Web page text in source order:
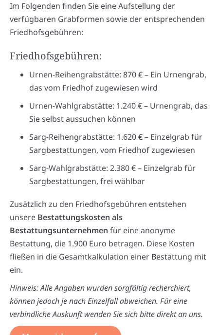
Im Folgenden finden Sie eine Aufstellung der
verfügbaren Grabformen sowie der entsprechenden
Friedhofsgebühren:
Friedhofsgebühren:
Urnen-Reihengrabstätte: 870 € – Ein Urnengrab,
das vom Friedhof zugewiesen wird
Urnen-Wahlgrabstätte: 1.240 € – Urnengrab, das
Sie selbst aussuchen können
Sarg-Reihengrabstätte: 1.620 € – Einzelgrab für
Sargbestattungen, vom Friedhof zugewiesen
Sarg-Wahlgrabstätte: 2.380 € – Einzelgrab für
Sargbestattungen, frei wählbar
Zusätzlich zu den Friedhofsgebühren entstehen
unsere Bestattungskosten als
Bestattungsunternehmen für eine anonyme
Bestattung, die 1.900 Euro betragen. Diese Kosten
fließen in die Gesamtkalkulation einer Bestattung mit
ein.
Hinweis: Alle Angaben wurden sorgfältig recherchiert,
können jedoch je nach Einzelfall abweichen. Für eine
verbindliche Auskunft wenden Sie sich bitte direkt an uns.